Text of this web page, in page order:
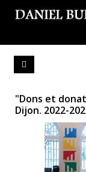
"Dons et
Dijon. 2022-